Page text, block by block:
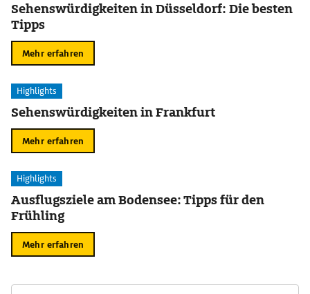
Sehenswürdigkeiten in Düsseldorf: Die besten
Tipps
Mehr erfahren
Highlights
Sehenswürdigkeiten in Frankfurt
Mehr erfahren
Highlights
Ausflugsziele am Bodensee: Tipps für den
Frühling
Mehr erfahren